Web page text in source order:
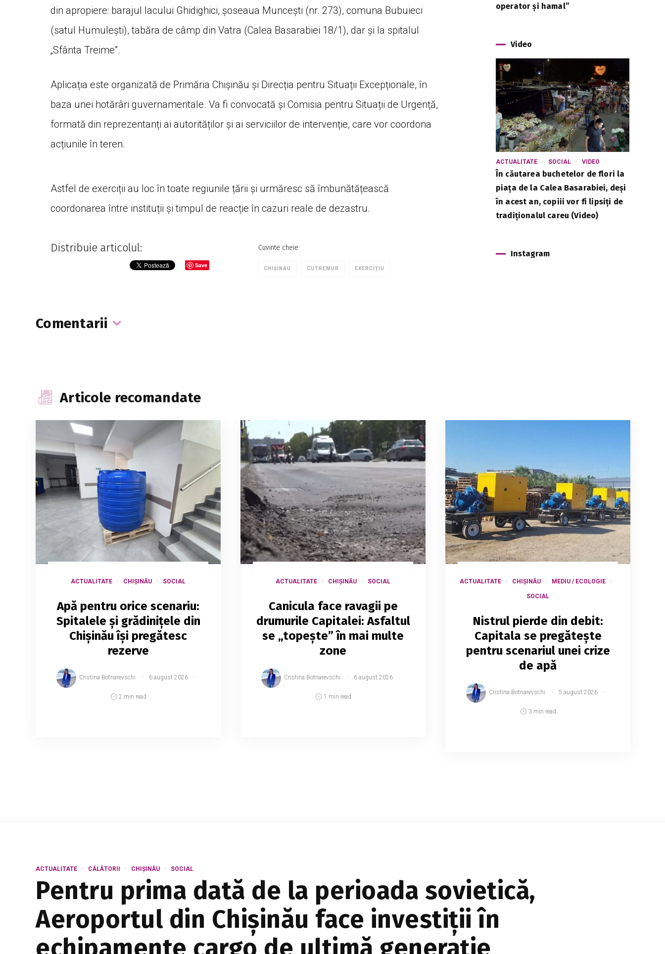
din apropiere: barajul lacului Ghidighici, șoseaua Muncești (nr. 273), comuna Bubuieci
(satul Humulești), tabăra de câmp din Vatra (Calea Basarabiei 18/1), dar și la spitalul
„Sfânta Treime”.
Aplicația este organizată de Primăria Chișinău și Direcția pentru Situații Excepționale, în
baza unei hotărâri guvernamentale. Va fi convocată și Comisia pentru Situații de Urgență,
formată din reprezentanți ai autorităților și ai serviciilor de intervenție, care vor coordona
acțiunile în teren.
Astfel de exerciții au loc în toate regiunile țării și urmăresc să îmbunătățească
coordonarea între instituții și timpul de reacție în cazuri reale de dezastru.
Distribuie articolul:
Save
Cuvinte cheie:
CHIȘINĂU CUTREMUR EXERCIȚIU
Comentarii
operator și hamal”
Video
ACTUALITATE SOCIAL VIDEO
În căutarea buchetelor de flori la
piața de la Calea Basarabiei, deși
în acest an, copiii vor fi lipsiți de
tradiționalul careu (Video)
Instagram
Articole recomandate
ACTUALITATE CHIȘINĂU SOCIAL
Apă pentru orice scenariu:
Spitalele și grădinițele din
Chișinău își pregătesc
rezerve
Cristina Botnarevschi 6 august 2026
2 min read
ACTUALITATE CHIȘINĂU SOCIAL
Canicula face ravagii pe
drumurile Capitalei: Asfaltul
se „topește” în mai multe
zone
Cristina Botnarevschi 6 august 2026
1 min read
ACTUALITATE CHIȘINĂU MEDIU / ECOLOGIE
SOCIAL
Nistrul pierde din debit:
Capitala se pregătește
pentru scenariul unei crize
de apă
Cristina Botnarevschi 5 august 2026
3 min read
ACTUALITATE CĂLĂTORII CHIȘINĂU SOCIAL
Pentru prima dată de la perioada sovietică,
Aeroportul din Chișinău face investiții în